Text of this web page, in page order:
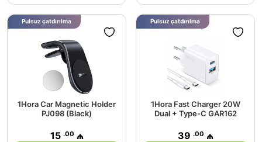
1Hora Car Magnetic Holder
PJ098 (Black)
15 .00 ₼
Pulsuz çatdırılma
1Hora Fast Charger 20W
Dual + Type-C GAR162
39 .00 ₼
Pulsuz çatdırılma